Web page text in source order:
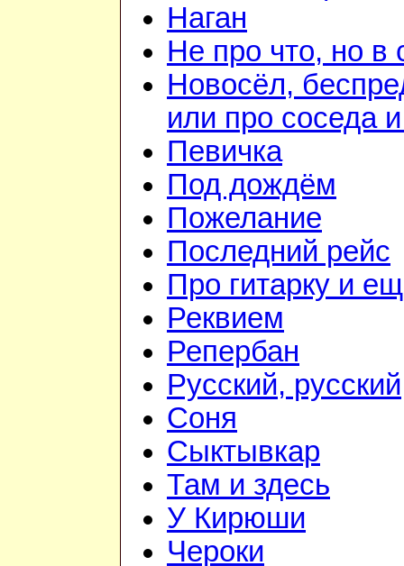
Наган
Не про что, но в
Новосёл,
или про соседа
Певичка
Под дождём
Пожелание
Последний рейс
Про гитарку и
Реквием
Репербан
Русский, русский
Соня
Сыктывкар
Там и здесь
У Кирюши
Чероки